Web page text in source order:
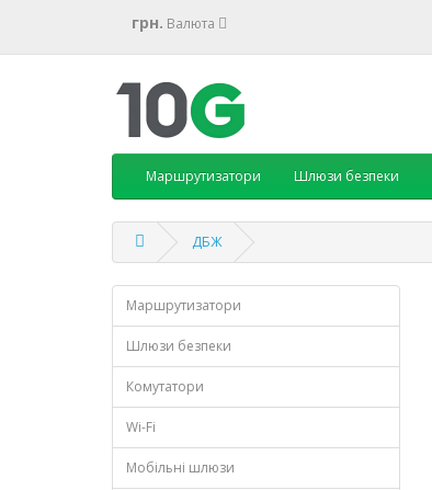
грн. Валюта
Маршрутизатори Шлюзи безпеки
ДБЖ
Маршрутизатори
Шлюзи безпеки
Комутатори
Wi-Fi
Мобільні шлюзи